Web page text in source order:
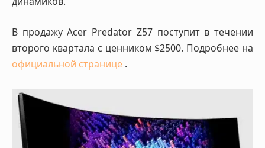
В продажу Acer Predator Z57 поступит в течении
второго квартала с ценником $2500. Подробнее на
официальной странице .